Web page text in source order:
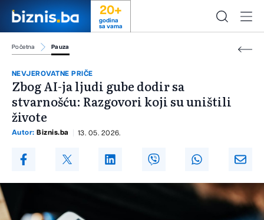
20+
godina
sa vama
Početna Pauza
NEVJEROVATNE PRIČE
Zbog AI-ja ljudi gube dodir sa
stvarnošću: Razgovori koji su uništili
živote
Autor: Biznis.ba 13. 05. 2026.